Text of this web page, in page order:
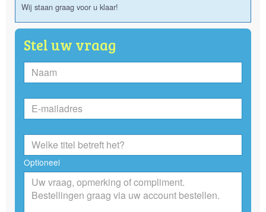
Wij staan graag voor u klaar!
Stel uw vraag
Optioneel